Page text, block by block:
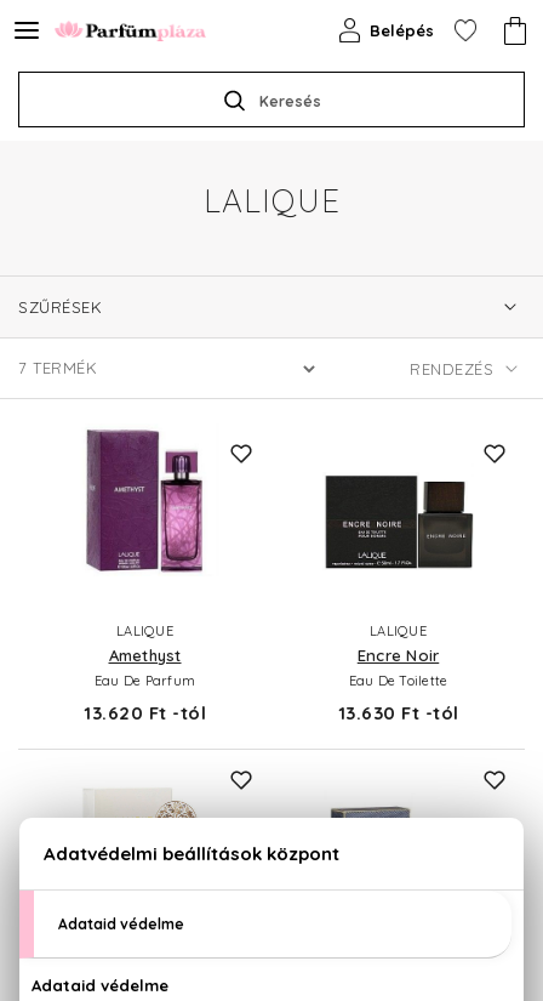
Keresés
Belépés
LALIQUE
SZŰRÉSEK
7 TERMÉK
LALIQUE
Amethyst
Eau De Parfum
13.620 Ft -tól
LALIQUE
Encre Noir
Eau De Toilette
13.630 Ft -tól
LALIQUE